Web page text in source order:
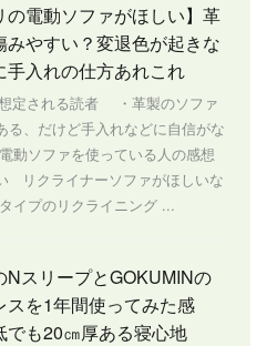
の電動ソファがほしい】革
みやすい？変退色が起きな
手入れの仕方あれこれ
定される読者 ・革製のソファ
る、だけど手入れなどに自信がな
動ソファを使っている人の感想
リクライナーソファがほしいな
プのリクライニング ...
NスリープとGOKUMINの
スを1年間使ってみた感
も20㎝厚ある寝心地